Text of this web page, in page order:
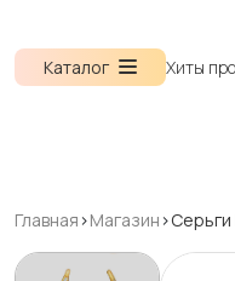
Каталог Хиты
Главная >Магазин >Серьги